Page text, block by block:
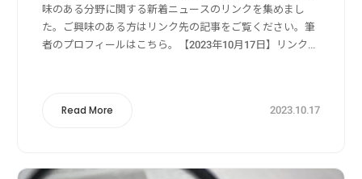
2023.10.17
味のある分野に関する新着ニュースのリンクを集めまし
た。ご興味のある方はリンク先の記事をご覧ください。筆
者のプロフィールはこちら。【2023年10月17日】リンク
Read More